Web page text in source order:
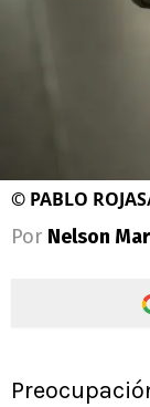
© PABLO
Por Nelson